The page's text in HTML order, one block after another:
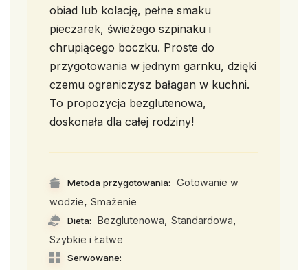
obiad lub kolację, pełne smaku
pieczarek, świeżego szpinaku i
chrupiącego boczku. Proste do
przygotowania w jednym garnku, dzięki
czemu ograniczysz bałagan w kuchni.
To propozycja bezglutenowa,
doskonała dla całej rodziny!
Metoda przygotowania:
Gotowanie w
wodzie, Smażenie
Dieta: Bezglutenowa, Standardowa,
Szybkie i Łatwe
Serwowane: